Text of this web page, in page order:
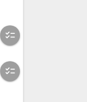
checklist
checklist